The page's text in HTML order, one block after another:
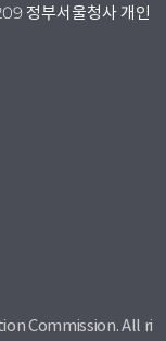
정부서울청사 개인
Commission. All ri